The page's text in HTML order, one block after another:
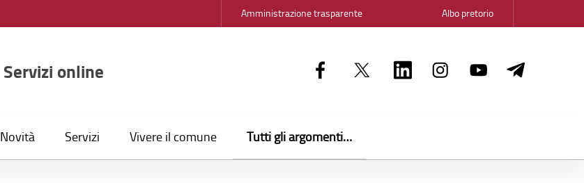
Amministrazione trasparente Albo pretorio
Servizi online
Novità Servizi Vivere il comune Tutti gli argomenti…